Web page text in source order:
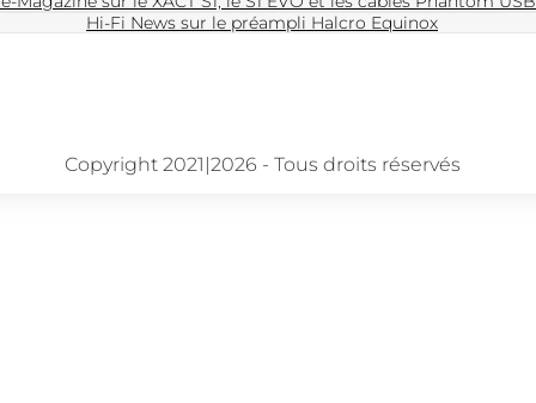
Hi-Fi News sur le préampli Halcro Equinox
Copyright 2021|2026 - Tous droits réservés